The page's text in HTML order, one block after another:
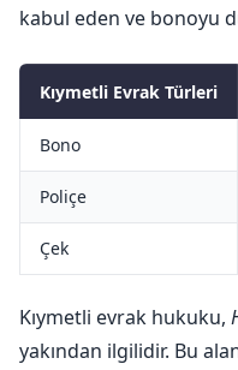
kabul eden ve bonoyu
Kıymetli Evrak Türleri
Bono
Poliçe
Çek
Kıymetli evrak hukuku,
yakından ilgilidir. Bu